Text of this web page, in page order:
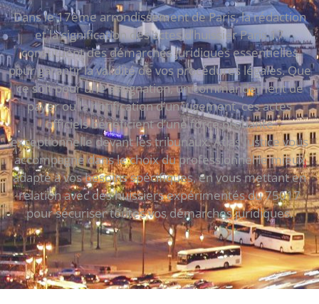
Dans le 17ème arrondissement de Paris, la rédaction
et la signification des actes d’huissier Paris 17
constituent des démarches juridiques essentielles
pour garantir la validité de vos procédures légales. Que
ce soit pour une assignation, un commandement de
payer ou la notification d’un jugement, ces actes
officiels bénéficient d’une force probante
exceptionnelle devant les tribunaux. Atlas Justice vous
accompagne dans le choix du professionnel le mieux
adapté à vos besoins spécifiques, en vous mettant en
relation avec des huissiers expérimentés du 75017
pour sécuriser toutes vos démarches juridiques.